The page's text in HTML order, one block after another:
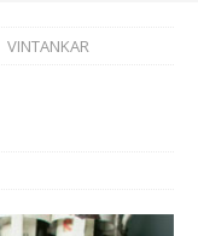
VINTANKAR